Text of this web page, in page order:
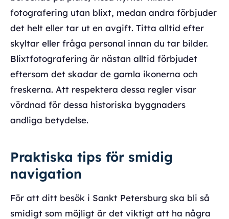
fotografering utan blixt, medan andra förbjuder
det helt eller tar ut en avgift. Titta alltid efter
skyltar eller fråga personal innan du tar bilder.
Blixtfotografering är nästan alltid förbjudet
eftersom det skadar de gamla ikonerna och
freskerna. Att respektera dessa regler visar
vördnad för dessa historiska byggnaders
andliga betydelse.
Praktiska tips för smidig
navigation
För att ditt besök i Sankt Petersburg ska bli så
smidigt som möjligt är det viktigt att ha några